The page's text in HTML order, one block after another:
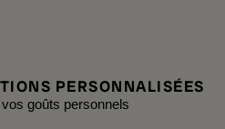
PERSONNALISÉES
goûts personnels